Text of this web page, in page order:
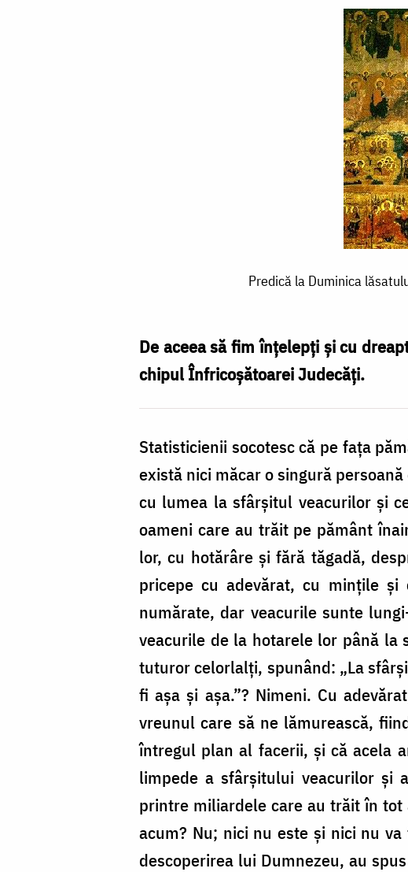
Predică la Duminica
De aceea să fim înțelepți și cu
chipul Înfricoșătoarei Judecăți.
Statisticienii socotesc că pe fața
există nici măcar o singură
cu lumea la sfârșitul veacurilor și
oameni care au trăit pe pământ
lor, cu hotărâre și fără tăgadă,
pricepe cu adevărat, cu mințile
numărate, dar veacurile sunte
veacurile de la hotarele lor până la
tuturor celorlalți, spunând: „La
fi așa și așa.”? Nimeni. Cu
vreunul care să ne lămurească,
întregul plan al facerii, și că acela
limpede a sfârșitului veacurilor și
printre miliardele care au trăit în
acum? Nu; nici nu este și nici nu
descoperirea lui Dumnezeu, au